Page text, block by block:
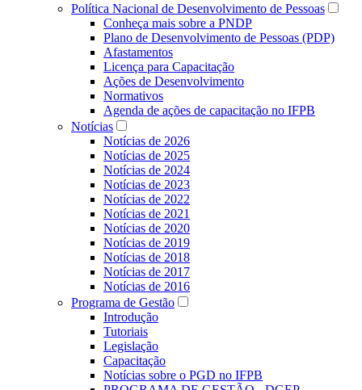
Política Nacional de Desenvolvimento de Pessoas
Conheça mais sobre a PNDP
Plano de Desenvolvimento de Pessoas (PDP)
Afastamentos
Licença para Capacitação
Ações de Desenvolvimento
Normativos
Agenda de ações de capacitação no IFPB
Notícias
Notícias de 2026
Notícias de 2025
Notícias de 2024
Notícias de 2023
Notícias de 2022
Notícias de 2021
Notícias de 2020
Notícias de 2019
Notícias de 2018
Notícias de 2017
Notícias de 2016
Programa de Gestão
Introdução
Tutoriais
Legislação
Capacitação
Notícias sobre o PGD no IFPB